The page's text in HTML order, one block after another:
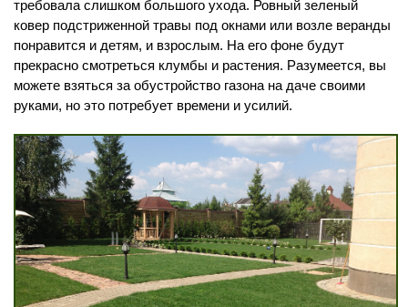
требовала слишком большого ухода. Ровный зеленый
ковер подстриженной травы под окнами или возле веранды
понравится и детям, и взрослым. На его фоне будут
прекрасно смотреться клумбы и растения. Разумеется, вы
можете взяться за обустройство газона на даче своими
руками, но это потребует времени и усилий.